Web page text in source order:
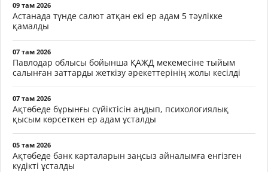
09 там 2026
Астанада түнде салют атқан екі ер адам 5 тәулікке
қамалды
07 там 2026
Павлодар облысы бойынша ҚАЖД мекемесіне тыйым
салынған заттарды жеткізу әрекеттерінің жолы кесілді
07 там 2026
Ақтөбеде бұрынғы сүйіктісін аңдып, психологиялық
қысым көрсеткен ер адам ұсталды
05 там 2026
Ақтөбеде банк карталарын заңсыз айналымға енгізген
күдікті ұсталды